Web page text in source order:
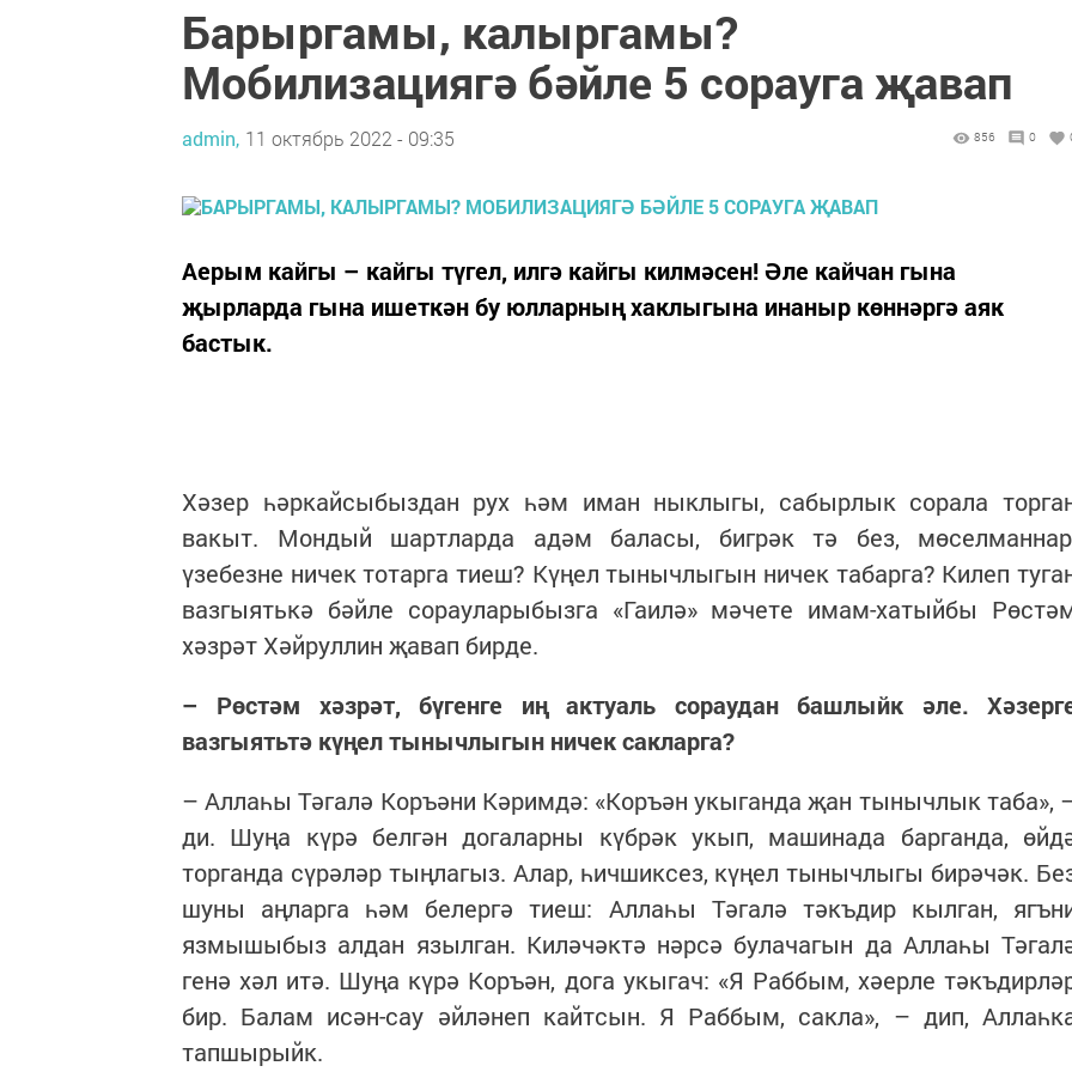
Барыргамы, калыргамы?
Мобилизациягә бәйле 5 сорауга җавап
admin, 11 октябрь 2022 - 09:35 856 0
Аерым кайгы – кайгы түгел, илгә кайгы килмәсен! Әле кайчан гына
җырларда гына ишеткән бу юлларның хаклыгына инаныр көннәргә аяк
бастык.
Хәзер һәркайсыбыздан рух һәм иман ныклыгы, сабырлык сорала
вакыт. Мондый шартларда адәм баласы, бигрәк тә без,
үзебезне ничек тотарга тиеш? Күңел тынычлыгын ничек табарга? Килеп
вазгыятькә бәйле сорауларыбызга «Гаилә» мәчете имам-хатыйбы
хәзрәт Хәйруллин җавап бирде.
– Рөстәм хәзрәт, бүгенге иң актуаль сораудан башлыйк әле.
вазгыятьтә күңел тынычлыгын ничек сакларга?
– Аллаһы Тәгалә Коръәни Кәримдә: «Коръән укыганда җан тынычлык таба»,
ди. Шуңа күрә белгән догаларны күбрәк укып, машинада барганда,
торганда сүрәләр тыңлагыз. Алар, һичшиксез, күңел тынычлыгы бирәчәк.
шуны аңларга һәм белергә тиеш: Аллаһы Тәгалә тәкъдир кылган,
язмышыбыз алдан язылган. Киләчәктә нәрсә булачагын да Аллаһы
генә хәл итә. Шуңа күрә Коръән, дога укыгач: «Я Раббым, хәерле
бир. Балам исән-сау әйләнеп кайтсын. Я Раббым, сакла», – дип,
тапшырыйк.